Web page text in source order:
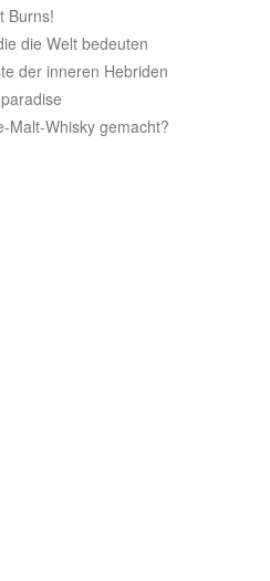
Burns!
die Welt bedeuten
der inneren Hebriden
Malt-Whisky gemacht?